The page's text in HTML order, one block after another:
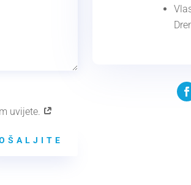
uvijete.